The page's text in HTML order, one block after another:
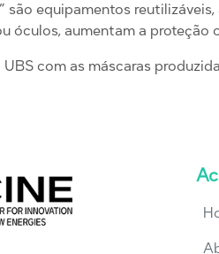
são equipamentos
óculos, aumentam a
com as máscaras